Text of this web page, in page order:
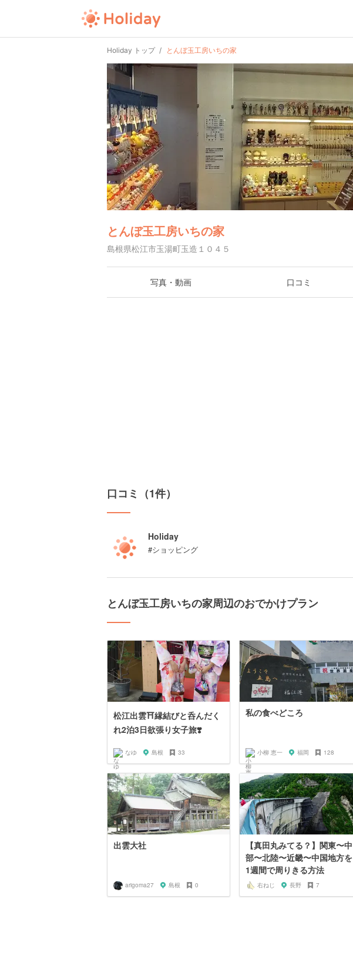
Holiday トップ とんぼ玉工房いちの家
とんぼ玉工房いちの家
島根県松江市玉湯町玉造１０４５
写真・動画 口コミ
口コミ（1件）
Holiday
#ショッピング
とんぼ玉工房いちの家周辺のおでかけプラン
松江出雲⛩縁結びと呑んだく
れ2泊3日欲張り女子旅❣️
なゆ 島根 33
私の食べどころ
小柳 恵一 福岡 128
出雲大社
arigoma27 島根 0
【真田丸みてる？】関東〜中
部〜北陸〜近畿〜中国地方を
1週間で周りきる方法
右ねじ 長野 7